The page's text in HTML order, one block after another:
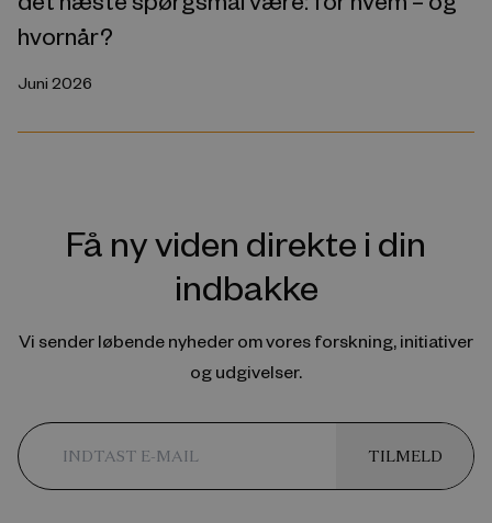
hvornår?
Juni 2026
Få ny viden direkte i din
indbakke
Vi sender løbende nyheder om vores forskning, initiativer
og udgivelser.
TILMELD